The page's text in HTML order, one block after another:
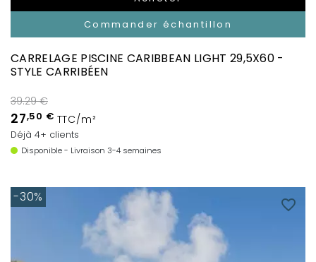
Commander échantillon
CARRELAGE PISCINE CARIBBEAN LIGHT 29,5X60 -
STYLE CARRIBÉEN
39.29 €
27,50 € TTC/m²
Déjà 4+ clients
Disponible - Livraison 3-4 semaines
favorite_border
-30%